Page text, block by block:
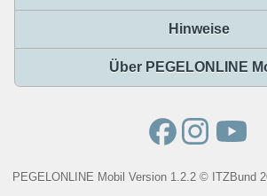
Hinweise
Über PEGELONLINE
PEGELONLINE Mobil Version 1.2.2 © ITZBund